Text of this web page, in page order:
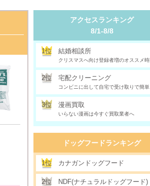
アクセスランキング
8/1-8/8
1位 結婚相談所
クリスマスへ向け登録者増のオススメ時
2位 宅配クリーニング
コンビニに出して自宅で受け取りで簡単
3位 漫画買取
いらない漫画は今すぐ買取業者へ
ドッグフードランキング
1位 カナガンドッグフード
2位 NDF(ナチュラルドッグフード)